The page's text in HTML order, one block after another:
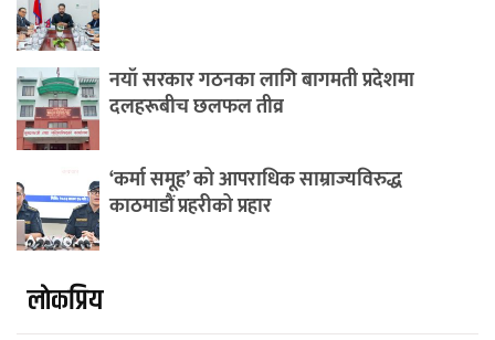
नयाँ सरकार गठनका लागि बागमती प्रदेशमा
दलहरूबीच छलफल तीव्र
‘कर्मा समूह’ को आपराधिक साम्राज्यविरुद्ध
काठमाडौं प्रहरीको प्रहार
लाेकप्रिय